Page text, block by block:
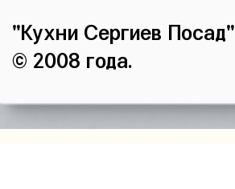
"Кухни Сергиев Посад"
© 2008 года.